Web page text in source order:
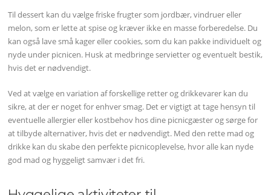
Til dessert kan du vælge friske frugter som jordbær, vindruer eller
melon, som er lette at spise og kræver ikke en masse forberedelse. Du
kan også lave små kager eller cookies, som du kan pakke individuelt og
nyde under picnicen. Husk at medbringe servietter og eventuelt bestik,
hvis det er nødvendigt.
Ved at vælge en variation af forskellige retter og drikkevarer kan du
sikre, at der er noget for enhver smag. Det er vigtigt at tage hensyn til
eventuelle allergier eller kostbehov hos dine picnicgæster og sørge for
at tilbyde alternativer, hvis det er nødvendigt. Med den rette mad og
drikke kan du skabe den perfekte picnicoplevelse, hvor alle kan nyde
god mad og hyggeligt samvær i det fri.